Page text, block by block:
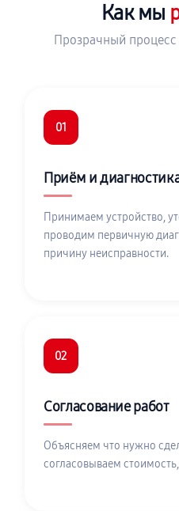
Как мы
Прозрачный
01
Приём и
Принимаем устройство,
проводим первичную
причину неисправности.
02
Согласование работ
Объясняем что нужно
согласовываем